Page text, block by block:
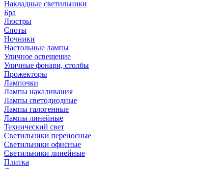
Накладные светильники
Бра
Люстры
Споты
Ночники
Настольные лампы
Уличное освещение
Уличные фонари, столбы
Прожекторы
Лампочки
Лампы накаливания
Лампы светодиодные
Лампы галогенные
Лампы линейные
Технический свет
Светильники переносные
Светильники офисные
Светильники линейные
Плитка